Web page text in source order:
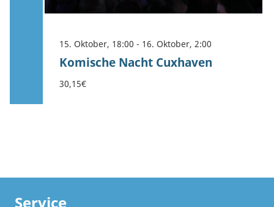
15. Oktober, 18:00 - 16. Oktober, 2:00
Komische Nacht Cuxhaven
30,15€
Service